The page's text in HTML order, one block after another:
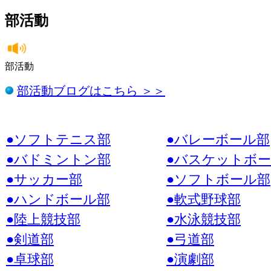
部活動
部活動
部活動ブログはこちら ＞＞
●ソフトテニス部
●バレーボール部
●バドミントン部
●バスケットボ
●サッカー部
●ソフトボール部
●ハンドボール部
●軟式野球部
●陸上競技部
●水泳競技部
●剣道部
●弓道部
●卓球部
●演劇部